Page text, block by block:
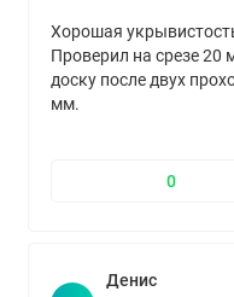
Хорошая
Проверил на срезе 20
доску после двух
мм.
0
Денис